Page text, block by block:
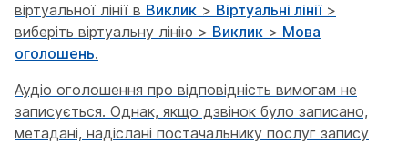
віртуальної лінії в Виклик > Віртуальні лінії>
виберіть віртуальну лінію > Виклик > Мова
оголошень.
Аудіо оголошення про відповідність вимогам не
записується. Однак, якщо дзвінок було записано,
метадані, надіслані постачальнику послуг запису